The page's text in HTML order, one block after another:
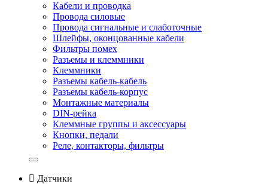
Кабели и проводка
Провода силовые
Провода сигнальные и слаботочные
Шлейфы, оконцованные кабели
Фильтры помех
Разъемы и клеммники
Клеммники
Разъемы кабель-кабель
Разъемы кабель-корпус
Монтажные материалы
DIN-рейка
Клеммные группы и аксессуары
Кнопки, педали
Реле, контакторы, фильтры
 Датчики